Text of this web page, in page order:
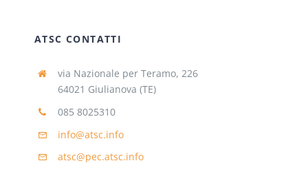
ATSC CONTATTI
via Nazionale per Teramo, 226
64021 Giulianova (TE)
085 8025310
info@atsc.info
atsc@pec.atsc.info